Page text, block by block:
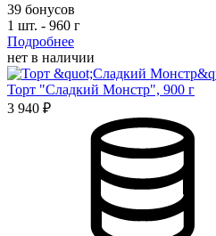
39 бонусов
1 шт. - 960 г
Подробнее
нет в наличии
Торт "Сладкий Монстр", 900 г
3 940 ₽